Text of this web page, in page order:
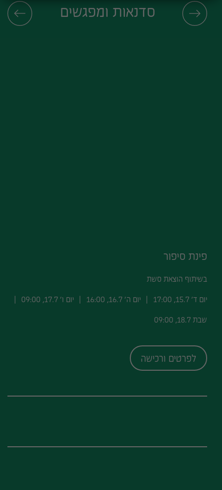
סדנאות ומפגשים
פינת סיפור
בשיתוף הוצאת סשת
יום ד׳ 15.7, 17:00 יום ה׳ 16.7, 16:00 יום ו׳ 17.7, 09:00
שבת 18.7, 09:00
לפרטים ורכישה